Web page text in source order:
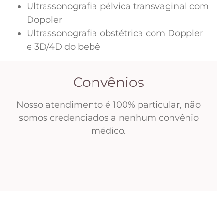
Ultrassonografia pélvica transvaginal com
Doppler
Ultrassonografia obstétrica com Doppler
e 3D/4D do bebê
Convênios
Nosso atendimento é 100% particular, não
somos credenciados a nenhum convênio
médico.